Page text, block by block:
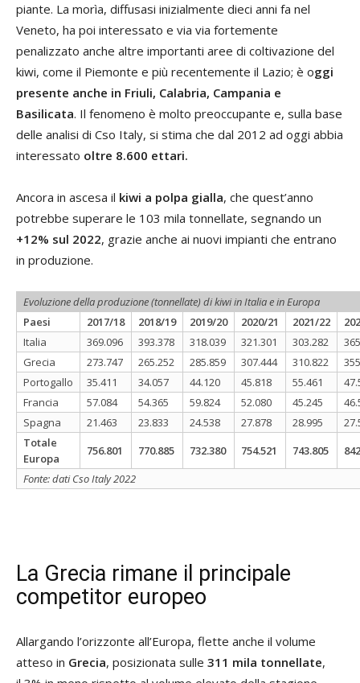
piante. La morìa, diffusasi inizialmente dieci anni fa nel
Veneto, ha poi interessato e via via fortemente
penalizzato anche altre importanti aree di coltivazione del
kiwi, come il Piemonte e più recentemente il Lazio; è oggi
presente anche in Friuli, Calabria, Campania e
Basilicata. Il fenomeno è molto preoccupante e, sulla base
delle analisi di Cso Italy, si stima che dal 2012 ad oggi abbia
interessato oltre 8.600 ettari.
Ancora in ascesa il kiwi a polpa gialla, che quest’anno
potrebbe superare le 103 mila tonnellate, segnando un
+12% sul 2022, grazie anche ai nuovi impianti che entrano
in produzione.
Evoluzione della produzione (tonnellate) di kiwi in Italia e in Europa
Paesi
2017/18 2018/19 2019/20 2020/21 2021/22
Italia
369.096 393.378 318.039 321.301 303.282
Grecia
273.747 265.252 285.859 307.444 310.822
Portogallo
35.411 34.057 44.120 45.818 55.461
Francia
57.084 54.365 59.824 52.080 45.245
Spagna
21.463 23.833 24.538 27.878 28.995
Totale
Europa
756.801 770.885 732.380 754.521 743.805
Fonte: dati Cso Italy 2022
La Grecia rimane il principale
competitor europeo
Allargando l’orizzonte all’Europa, flette anche il volume
atteso in Grecia, posizionata sulle 311 mila tonnellate,